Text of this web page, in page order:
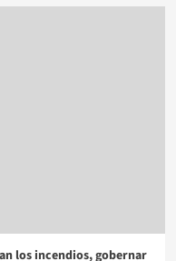
los incendios, gobernar